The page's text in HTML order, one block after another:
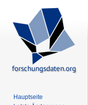
Hauptseite